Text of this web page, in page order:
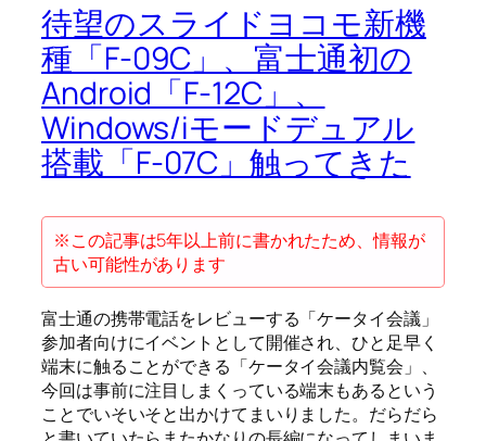
待望のスライドヨコモ新機
種「F-09C」、富士通初の
Android「F-12C」、
Windows/iモードデュアル
搭載「F-07C」触ってきた
※この記事は5年以上前に書かれたため、情報が
古い可能性があります
富士通の携帯電話をレビューする「ケータイ会議」
参加者向けにイベントとして開催され、ひと足早く
端末に触ることができる「ケータイ会議内覧会」、
今回は事前に注目しまくっている端末もあるという
ことでいそいそと出かけてまいりました。だらだら